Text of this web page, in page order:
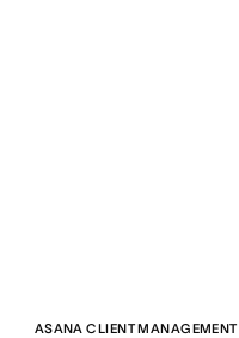
ASANA CLIENT MANAGEMENT